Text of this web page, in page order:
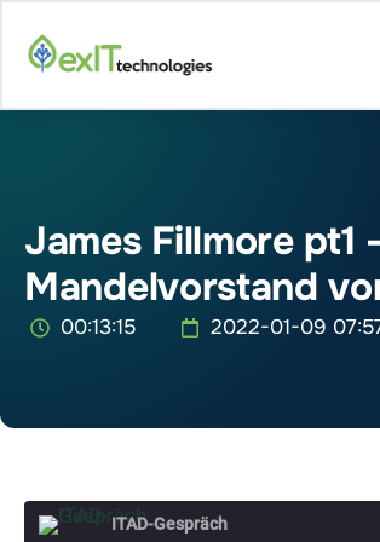
James Fillmore pt1 -
Mandelvorstand
00:13:15 2022-01-09
ITAD-Gespräch